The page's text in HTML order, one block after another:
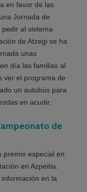
en favor de las
Jornada de
al sistema
de Atzegi se ha
unas
día las familias al
ver el programa de
un autobús para
en acudir.
de
premio especial en
en Azpeitia.
en la